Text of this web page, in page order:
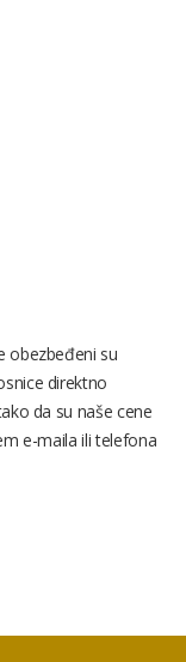
obezbeđeni su
direktno
da su naše cene
e-maila ili telefona